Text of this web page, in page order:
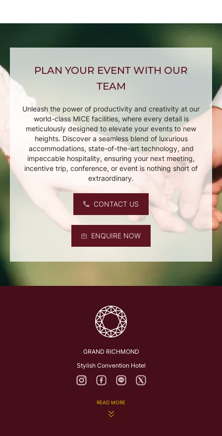
PLAN YOUR EVENT WITH OUR
TEAM
Unleash the power of productivity and creativity at our
world-class MICE facilities, where every detail is
meticulously designed to elevate your events to new
heights. Discover a seamless blend of luxurious
accommodations, state-of-the-art technology, and
impeccable hospitality, ensuring your next meeting,
incentive trip, conference, or event is nothing short of
extraordinary.
CONTACT US
ENQUIRE NOW
GRAND RICHMOND
Stylish Convention Hotel
READ MORE